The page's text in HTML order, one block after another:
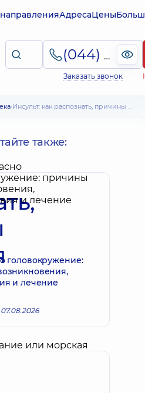
АдресаЦены
(044) 495-2-888
Заказать звонок
Инсульт: как распознать, причины развития и первая помощь
также:
головокружение:
и лечение